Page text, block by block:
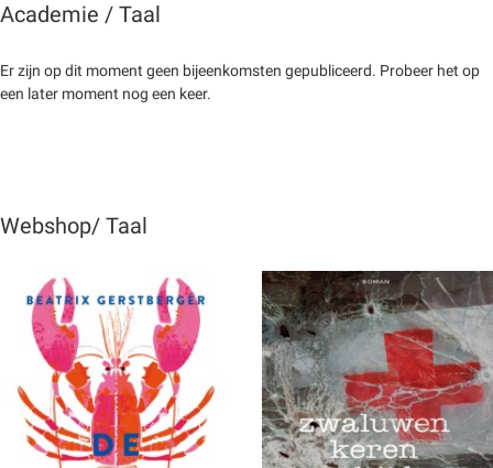
Academie / Taal
Er zijn op dit moment geen bijeenkomsten gepubliceerd. Probeer het op
een later moment nog een keer.
Webshop/ Taal